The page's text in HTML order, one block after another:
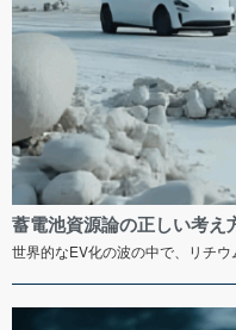
蓄電池資源論の正しい考え
世界的なEV化の波の中で、リチ